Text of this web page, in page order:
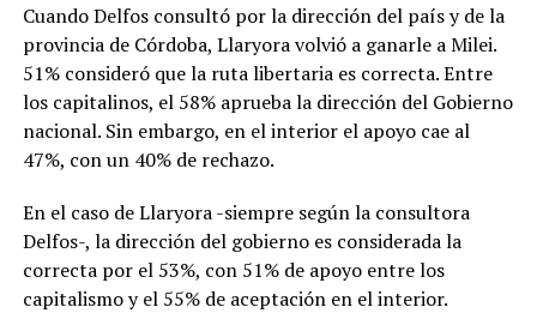
Cuando Delfos consultó por la dirección del país y de la
provincia de Córdoba, Llaryora volvió a ganarle a Milei.
51% consideró que la ruta libertaria es correcta. Entre
los capitalinos, el 58% aprueba la dirección del Gobierno
nacional. Sin embargo, en el interior el apoyo cae al
47%, con un 40% de rechazo.
En el caso de Llaryora -siempre según la consultora
Delfos-, la dirección del gobierno es considerada la
correcta por el 53%, con 51% de apoyo entre los
capitalismo y el 55% de aceptación en el interior.